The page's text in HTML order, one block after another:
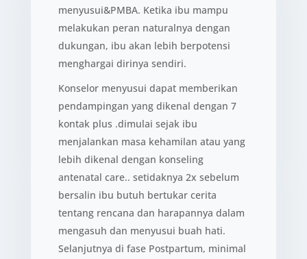
menyusui&PMBA. Ketika ibu mampu
melakukan peran naturalnya dengan
dukungan, ibu akan lebih berpotensi
menghargai dirinya sendiri.
Konselor menyusui dapat memberikan
pendampingan yang dikenal dengan 7
kontak plus .dimulai sejak ibu
menjalankan masa kehamilan atau yang
lebih dikenal dengan konseling
antenatal care.. setidaknya 2x sebelum
bersalin ibu butuh bertukar cerita
tentang rencana dan harapannya dalam
mengasuh dan menyusui buah hati.
Selanjutnya di fase Postpartum, minimal